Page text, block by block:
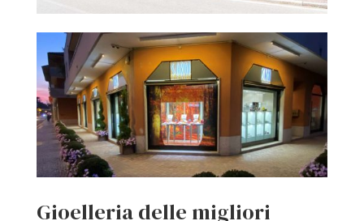
Gioelleria delle migliori